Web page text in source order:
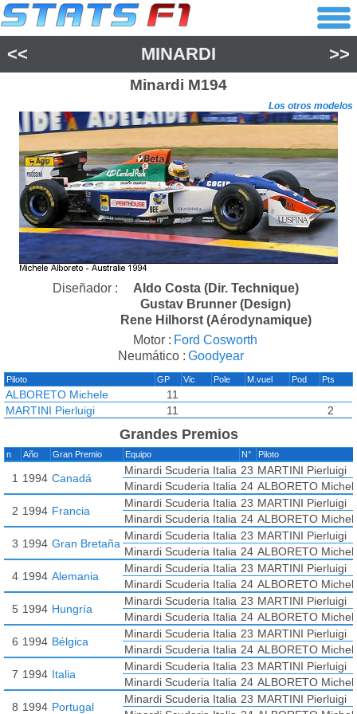
<< MINARDI >>
Minardi M194
Los otros modelos
Diseñador :
Aldo Costa (Dir. Technique)
Gustav Brunner (Design)
Rene Hilhorst (Aérodynamique)
Motor : Ford Cosworth
Neumático : Goodyear
Piloto GP Vic Pole M.vuel Pod Pts
ALBORETO Michele
11
MARTINI Pierluigi
11 2
Grandes Premios
n Año Gran Premio Equipo N° Piloto
1 1994 Canadá
Minardi Scuderia Italia 23 MARTINI Pierluigi
Minardi Scuderia Italia 24 ALBORETO
2 1994 Francia
Minardi Scuderia Italia 23 MARTINI Pierluigi
Minardi Scuderia Italia 24 ALBORETO
3 1994 Gran Bretaña
Minardi Scuderia Italia 23 MARTINI Pierluigi
Minardi Scuderia Italia 24 ALBORETO
4 1994 Alemania
Minardi Scuderia Italia 23 MARTINI Pierluigi
Minardi Scuderia Italia 24 ALBORETO
5 1994 Hungría
Minardi Scuderia Italia 23 MARTINI Pierluigi
Minardi Scuderia Italia 24 ALBORETO
6 1994 Bélgica
Minardi Scuderia Italia 23 MARTINI Pierluigi
Minardi Scuderia Italia 24 ALBORETO
7 1994 Italia
Minardi Scuderia Italia 23 MARTINI Pierluigi
Minardi Scuderia Italia 24 ALBORETO
8 1994 Portugal
Minardi Scuderia Italia 23 MARTINI Pierluigi